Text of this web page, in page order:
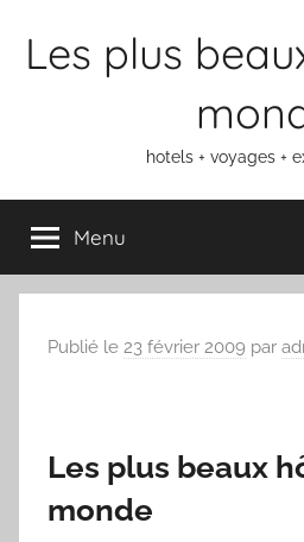
Les plus
hotels + voyages +
Menu
Publié le 23 février 2009 par
Les plus beaux
monde